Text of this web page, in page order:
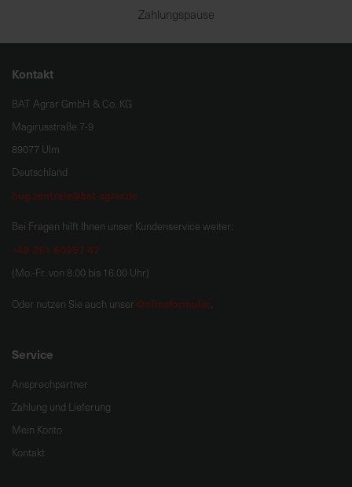
Zahlungspause
Kontakt
BAT Agrar GmbH & Co. KG
Magirusstraße 7-9
89077 Ulm
Deutschland
hug.zentrale@bat-agrar.de
Bei Fragen hilft Ihnen unser Kundenservice weiter:
+49 251 60957 47
(Mo.-Fr. von 8.00 bis 16.00 Uhr)
Oder nutzen Sie auch unser Onlineformular.
Service
Ansprechpartner
Zahlung und Lieferung
Mein Konto
Kontakt